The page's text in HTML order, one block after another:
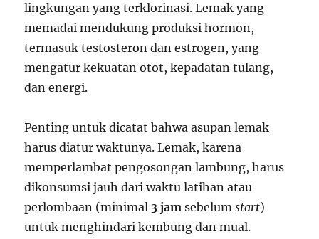
lingkungan yang terklorinasi. Lemak yang
memadai mendukung produksi hormon,
termasuk testosteron dan estrogen, yang
mengatur kekuatan otot, kepadatan tulang,
dan energi.
Penting untuk dicatat bahwa asupan lemak
harus diatur waktunya. Lemak, karena
memperlambat pengosongan lambung, harus
dikonsumsi jauh dari waktu latihan atau
perlombaan (minimal 3 jam sebelumstart)
untuk menghindari kembung dan mual.